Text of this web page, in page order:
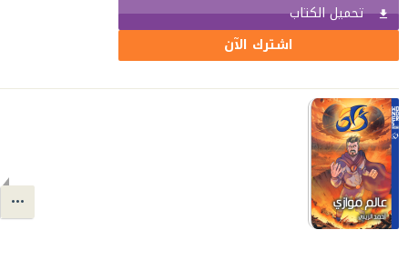
تحميل الكتاب
اشترك الآن